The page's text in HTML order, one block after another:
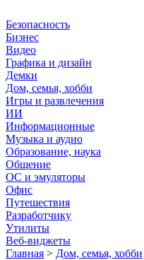
Безопасность
Бизнес
Видео
Графика и дизайн
Демки
Дом, семья, хобби
Игры и развлечения
ИИ
Информационные
Музыка и аудио
Образование, наука
Общение
ОС и эмуляторы
Офис
Путешествия
Разработчику
Утилиты
Веб-виджеты
Главная > Дом, семья, хобби